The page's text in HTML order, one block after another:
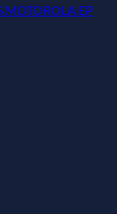
MOTOROLA EP